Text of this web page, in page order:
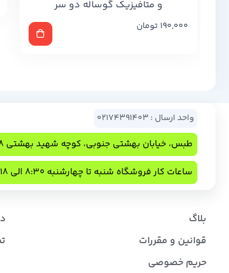
و متافیزیک گوساله دو سر
190,000 تومان
واحد ارسال : 02174391403
طبس، خیابان بهشتی جنوبی، کوچه شهید بهشتی 8، پارک علم و فناوری
ساعات کار فروشگاه شنبه تا چهارشنبه 8:30 الی 18
بلاگ
قوانین و مقررات
حریم خصوصی